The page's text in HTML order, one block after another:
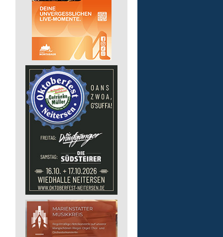
Bildungsbegleitung (m/
Lebenshilfe im Landkreis
GmbH
57610 Altenkirchen